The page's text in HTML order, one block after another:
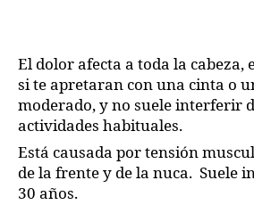
El dolor afecta a toda la cabeza,
si te apretaran con una cinta o
moderado, y no suele interferir
actividades habituales.
Está causada por tensión
de la frente y de la nuca. Suele
30 años.